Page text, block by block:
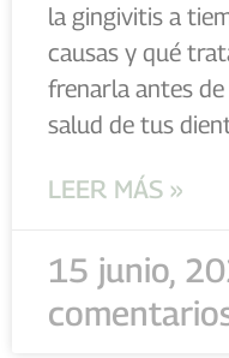
la gingivitis a
causas y qué
frenarla antes
salud de tus
LEER MÁS »
15 junio,